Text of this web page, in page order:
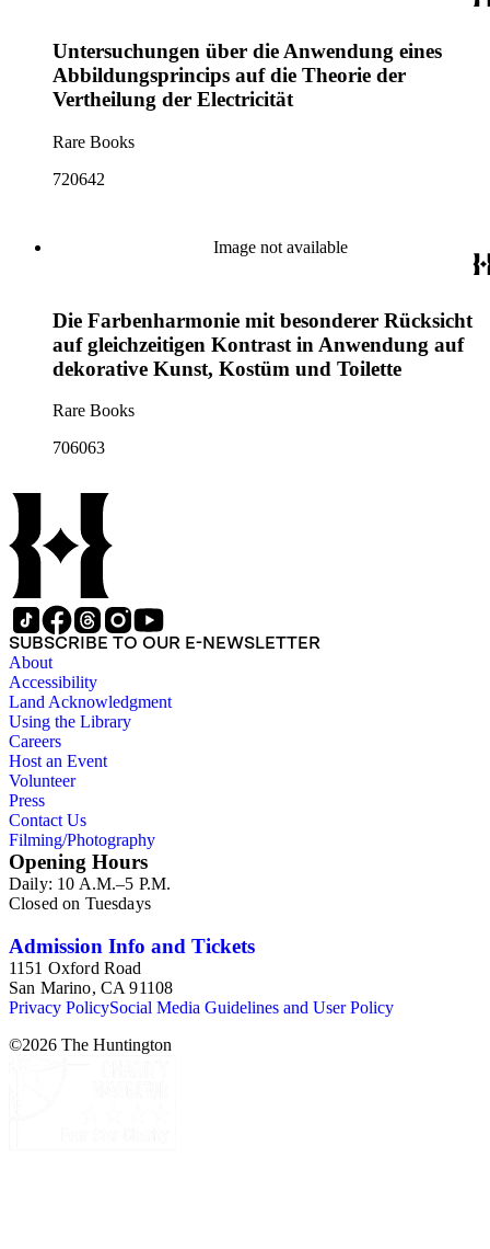
Untersuchungen über die Anwendung eines
Abbildungsprincips auf die Theorie der
Vertheilung der Electricität
Rare Books
720642
Image not available
Die Farbenharmonie mit besonderer Rücksicht
auf gleichzeitigen Kontrast in Anwendung auf
dekorative Kunst, Kostüm und Toilette
Rare Books
706063
SUBSCRIBE TO OUR E-NEWSLETTER
About
Accessibility
Land Acknowledgment
Using the Library
Careers
Host an Event
Volunteer
Press
Contact Us
Filming/Photography
Opening Hours
Daily: 10 A.M.–5 P.M.
Closed on Tuesdays
Admission Info and Tickets
1151 Oxford Road
San Marino, CA 91108
Privacy PolicySocial Media Guidelines and User Policy
©2026 The Huntington